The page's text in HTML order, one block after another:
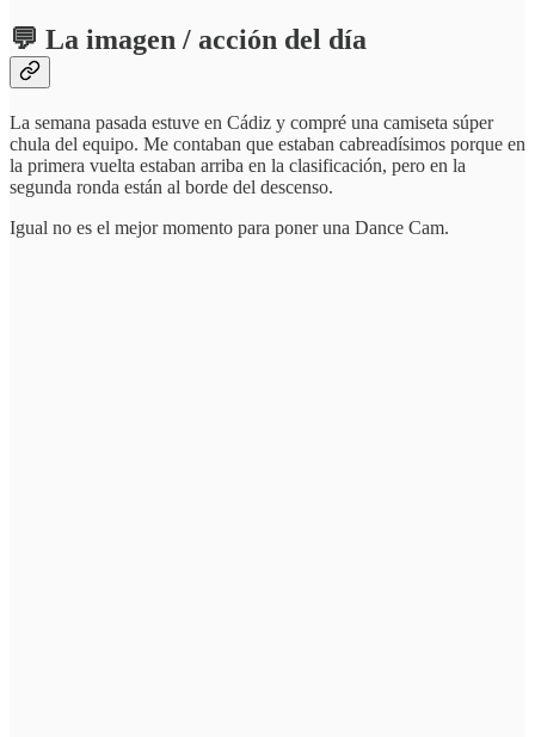
💬 La imagen / acción del día
La semana pasada estuve en Cádiz y compré una camiseta súper
chula del equipo. Me contaban que estaban cabreadísimos porque en
la primera vuelta estaban arriba en la clasificación, pero en la
segunda ronda están al borde del descenso.
Igual no es el mejor momento para poner una Dance Cam.